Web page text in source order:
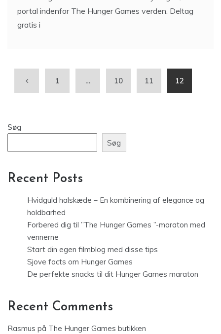
portal indenfor The Hunger Games verden. Deltag
gratis i
1 … 10 11 12
Søg
Søg
Recent Posts
Hvidguld halskæde – En kombinering af elegance og
holdbarhed
Forbered dig til ”The Hunger Games ”-maraton med
vennerne
Start din egen filmblog med disse tips
Sjove facts om Hunger Games
De perfekte snacks til dit Hunger Games maraton
Recent Comments
Rasmus på The Hunger Games butikken